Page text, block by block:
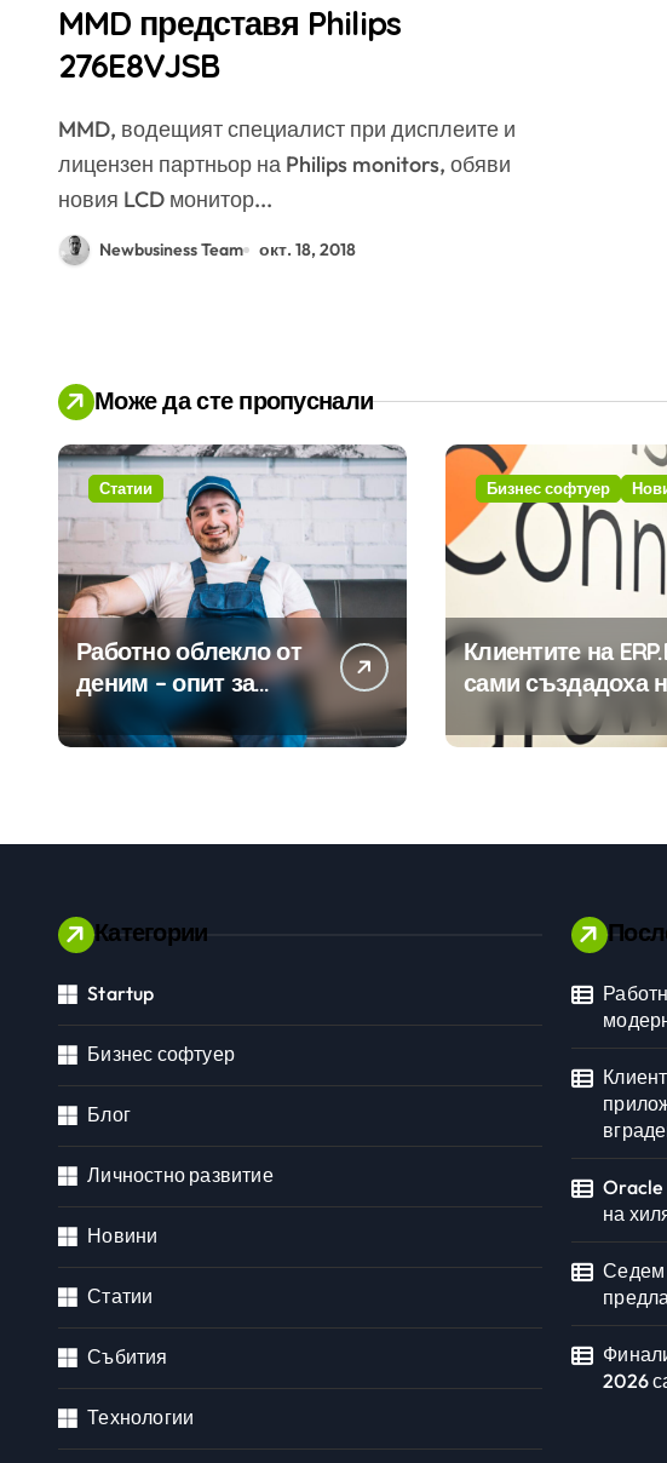
MMD представя Philips
276E8VJSB
MMD, водещият специалист при дисплеите и
лицензен партньор на Philips monitors, обяви
новия LCD монитор...
Newbusiness Team окт. 18, 2018
Може да сте пропуснали
Статии
Работно облекло от
деним – опит за
модернизиране на
традицията
Бизнес софтуер
Клиентите на
сами създадоха
ERP системата с
изкуствен
Категории
Startup
Бизнес софтуер
Блог
Личностно развитие
Новини
Статии
Събития
Технологии
Oracle
на
Седем
2026